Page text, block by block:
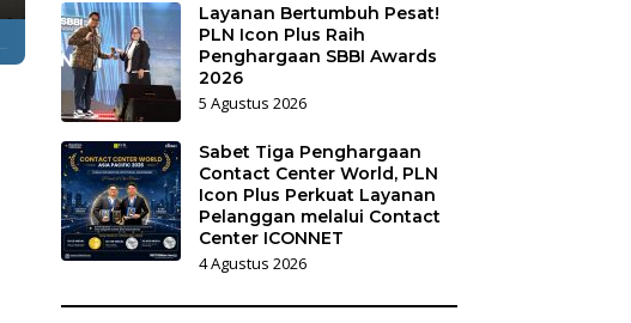
Layanan Bertumbuh Pesat!
PLN Icon Plus Raih
Penghargaan SBBI Awards
2026
5 Agustus 2026
Sabet Tiga Penghargaan
Contact Center World, PLN
Icon Plus Perkuat Layanan
Pelanggan melalui Contact
Center ICONNET
4 Agustus 2026